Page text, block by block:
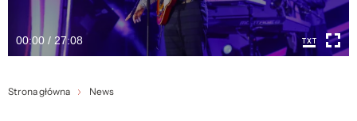
00:00 / 27:08
Strona główna News